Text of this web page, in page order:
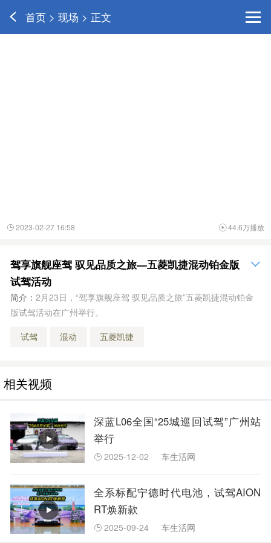
首页 > 现场 > 正文
 44.6万播放
 2023-02-27 16:58
驾享旗舰座驾 驭见品质之旅—五菱凯捷混动铂金版
试驾活动

简介： 2月23日，“驾享旗舰座驾 驭见品质之旅”五菱凯捷混动铂金
版试驾活动在广州举行。
试驾 混动 五菱凯捷
相关视频
深蓝L06全国“25城巡回试驾”广州站
举行
 2025-12-02 车生活网
全系标配宁德时代电池，试驾AION
RT焕新款
 2025-09-24 车生活网